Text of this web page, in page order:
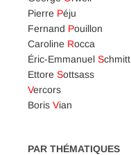
Pierre Péju
Fernand Pouillon
Caroline Rocca
Éric-Emmanuel Schmitt
Ettore Sottsass
Vercors
Boris Vian
PAR THÉMATIQUES